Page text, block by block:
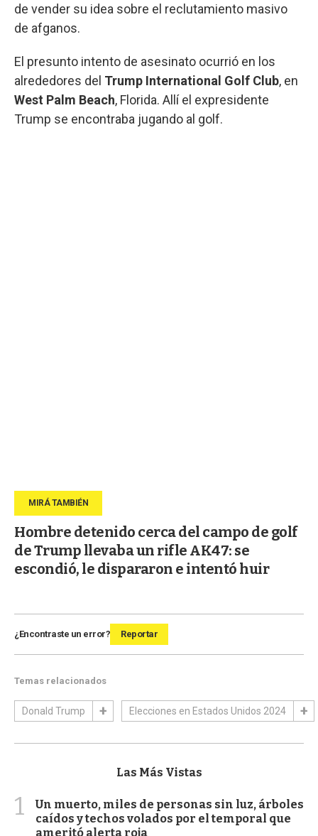
de vender su idea sobre el reclutamiento masivo
de afganos.
El presunto intento de asesinato ocurrió en los
alrededores del Trump International Golf Club, en
West Palm Beach, Florida. Allí el expresidente
Trump se encontraba jugando al golf.
Hombre detenido cerca del campo de golf
de Trump llevaba un rifle AK47: se
escondió, le dispararon e intentó huir
¿Encontraste un error? Reportar
Temas relacionados
Donald Trump Elecciones en Estados Unidos 2024
Las Más Vistas
1
Un muerto, miles de personas sin luz, árboles
caídos y techos volados por el temporal que
ameritó alerta roja